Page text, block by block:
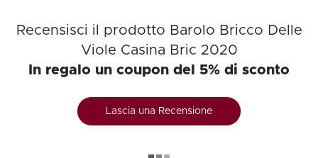
Recensisci il prodotto Barolo Bricco Delle
Viole Casina Bric 2020
In regalo un coupon del 5% di sconto
Lascia una Recensione